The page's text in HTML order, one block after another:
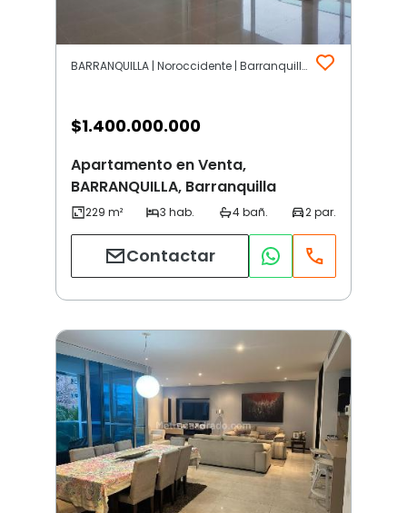
BARRANQUILLA | Noroccidente | Barranquilla
$1.400.000.000
Apartamento en Venta,
BARRANQUILLA, Barranquilla
Contactar